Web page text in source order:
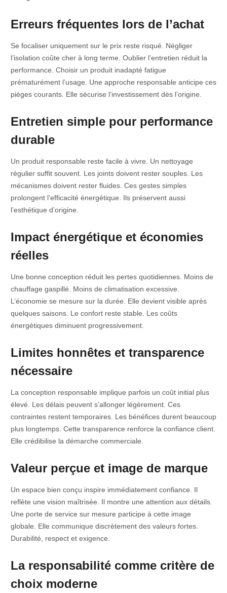
Erreurs fréquentes lors de l’achat
Se focaliser uniquement sur le prix reste risqué. Négliger
l’isolation coûte cher à long terme. Oublier l’entretien réduit la
performance. Choisir un produit inadapté fatigue
prématurément l’usage. Une approche responsable anticipe ces
pièges courants. Elle sécurise l’investissement dès l’origine.
Entretien simple pour performance
durable
Un produit responsable reste facile à vivre. Un nettoyage
régulier suffit souvent. Les joints doivent rester souples. Les
mécanismes doivent rester fluides. Ces gestes simples
prolongent l’efficacité énergétique. Ils préservent aussi
l’esthétique d’origine.
Impact énergétique et économies
réelles
Une bonne conception réduit les pertes quotidiennes. Moins de
chauffage gaspillé. Moins de climatisation excessive.
L’économie se mesure sur la durée. Elle devient visible après
quelques saisons. Le confort reste stable. Les coûts
énergétiques diminuent progressivement.
Limites honnêtes et transparence
nécessaire
La conception responsable implique parfois un coût initial plus
élevé. Les délais peuvent s’allonger légèrement. Ces
contraintes restent temporaires. Les bénéfices durent beaucoup
plus longtemps. Cette transparence renforce la confiance client.
Elle crédibilise la démarche commerciale.
Valeur perçue et image de marque
Un espace bien conçu inspire immédiatement confiance. Il
reflète une vision maîtrisée. Il montre une attention aux détails.
Une porte de service sur mesure participe à cette image
globale. Elle communique discrètement des valeurs fortes.
Durabilité, respect et exigence.
La responsabilité comme critère de
choix moderne